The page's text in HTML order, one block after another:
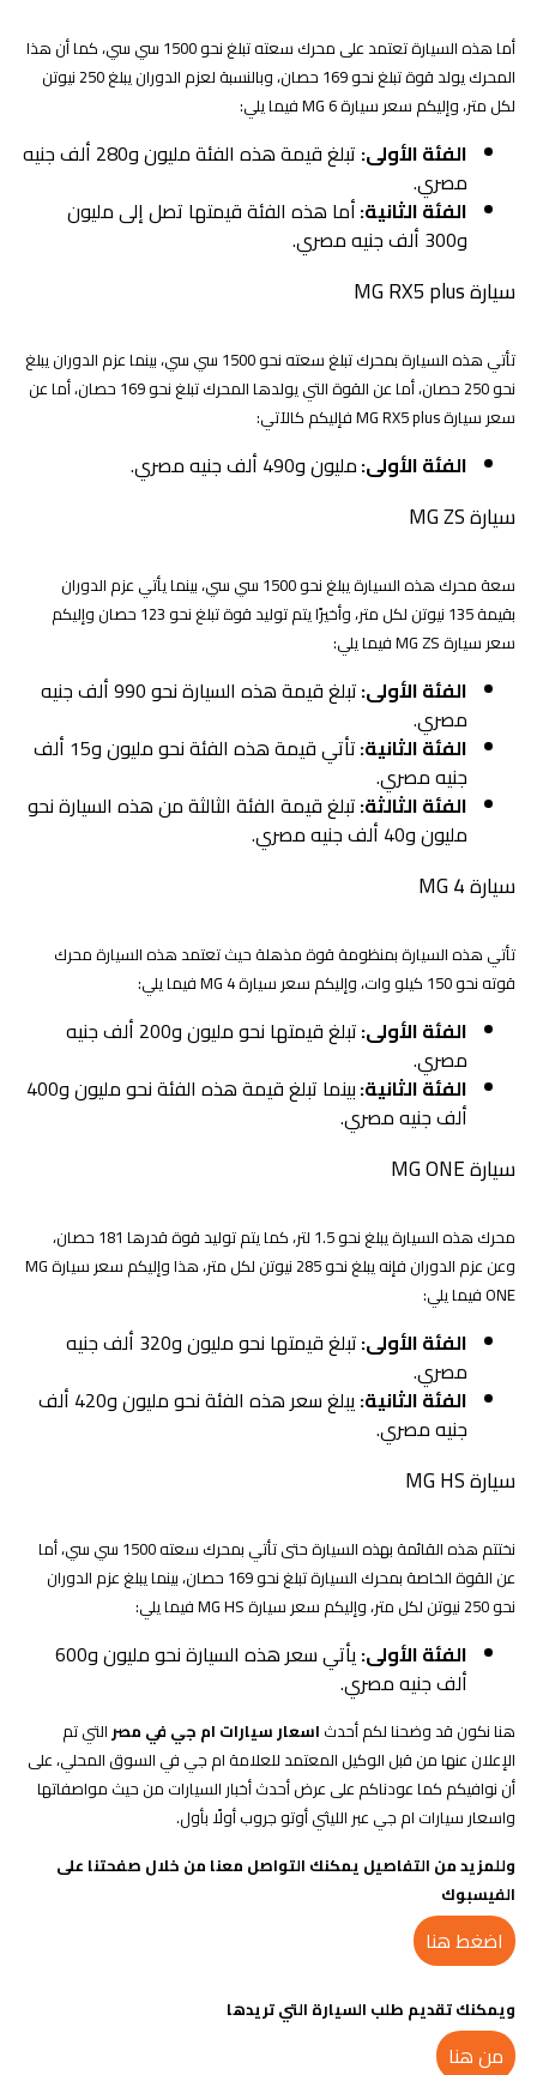
أما هذه السيارة تعتمد على محرك سعته تبلغ نحو 1500 سي سي، كما أن هذا
المحرك يولد قوة تبلغ نحو 169 حصان، وبالنسبة لعزم الدوران يبلغ 250 نيوتن
لكل متر، وإليكم سعر سيارة MG 6 فيما يلي:
الفئة الأولى:
تبلغ قيمة هذه الفئة مليون و280 ألف جنيه
مصري.
الفئة الثانية:أما هذه الفئة قيمتها تصل إلى مليون
و300 ألف جنيه مصري.
سيارة MG RX5 plus
تأتي هذه السيارة بمحرك تبلغ سعته نحو 1500 سي سي، بينما عزم الدوران يبلغ
نحو 250 حصان، أما عن القوة التي يولدها المحرك تبلغ نحو 169 حصان، أما عن
سعر سيارة MG RX5 plus فإليكم كالآتي:
الفئة الأولى:مليون و490 ألف جنيه مصري.
سيارة MG ZS
سعة محرك هذه السيارة يبلغ نحو 1500 سي سي، بينما يأتي عزم الدوران
بقيمة 135 نيوتن لكل متر، وأخيرًا يتم توليد قوة تبلغ نحو 123 حصان وإليكم
سعر سيارة MG ZS فيما يلي:
الفئة الأولى:
تبلغ قيمة هذه السيارة نحو 990 ألف جنيه
مصري.
الفئة الثانية:
تأتي قيمة هذه الفئة نحو مليون و15 ألف
جنيه مصري.
الفئة الثالثة:تبلغ قيمة الفئة الثالثة من هذه السيارة نحو
مليون و40 ألف جنيه مصري.
سيارة MG 4
تأتي هذه السيارة بمنظومة قوة مذهلة حيث تعتمد هذه السيارة محرك
قوته نحو 150 كيلو وات، وإليكم سعر سيارة MG 4 فيما يلي:
الفئة الأولى:
تبلغ قيمتها نحو مليون و200 ألف جنيه
مصري.
الفئة الثانية:
بينما تبلغ قيمة هذه الفئة نحو مليون و400
ألف جنيه مصري.
سيارة MG ONE
محرك هذه السيارة يبلغ نحو 1.5 لتر، كما يتم توليد قوة قدرها 181 حصان،
وعن عزم الدوران فإنه يبلغ نحو 285 نيوتن لكل متر، هذا وإليكم سعر سيارة MG
ONE فيما يلي:
الفئة الأولى:
تبلغ قيمتها نحو مليون و320 ألف جنيه
مصري.
الفئة الثانية:
يبلغ سعر هذه الفئة نحو مليون و420 ألف
جنيه مصري.
سيارة MG HS
نختتم هذه القائمة بهذه السيارة حتى تأتي بمحرك سعته 1500 سي سي، أما
عن القوة الخاصة بمحرك السيارة تبلغ نحو 169 حصان، بينما يبلغ عزم الدوران
نحو 250 نيوتن لكل متر، وإليكم سعر سيارة MG HS فيما يلي:
الفئة الأولى:
يأتي سعر هذه السيارة نحو مليون و600
ألف جنيه مصري.
هنا نكون قد وضحنا لكم أحدث اسعار سيارات ام جي في مصر التي تم
الإعلان عنها من قبل الوكيل المعتمد للعلامة ام جي في السوق المحلي، على
أن نوافيكم كما عودناكم على عرض أحدث أخبار السيارات من حيث مواصفاتها
واسعار سيارات ام جي عبر الليثي أوتو جروب أولًا بأول.
وللمزيد من التفاصيل يمكنك التواصل معنا من خلال صفحتنا على
الفيسبوك
اضغط هنا
ويمكنك تقديم طلب السيارة التي تريدها
من هنا